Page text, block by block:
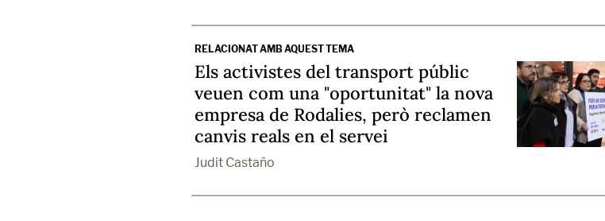
RELACIONAT AMB AQUEST TEMA
Els activistes del transport públic
veuen com una "oportunitat" la nova
empresa de Rodalies, però reclamen
canvis reals en el servei
Judit Castaño